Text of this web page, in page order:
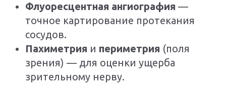
Флуоресцентная ангиография —
точное картирование протекания
сосудов.
Пахиметрия и периметрия (поля
зрения) — для оценки ущерба
зрительному нерву.